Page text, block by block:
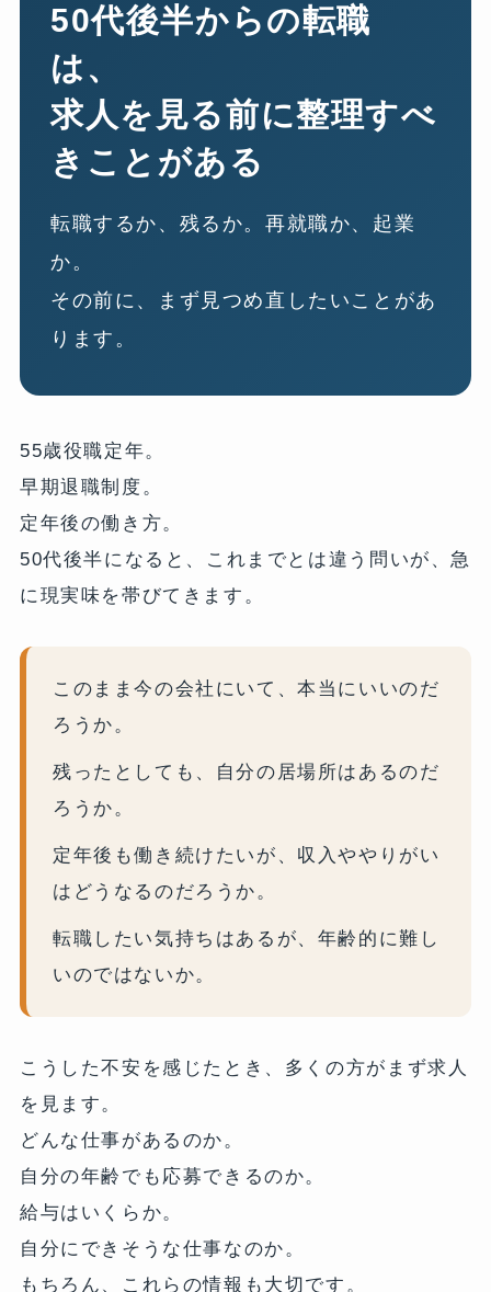
50代後半からの転職
は、
求人を見る前に整理すべ
きことがある
転職するか、残るか。再就職か、起業
か。
その前に、まず見つめ直したいことがあ
ります。
55歳役職定年。
早期退職制度。
定年後の働き方。
50代後半になると、これまでとは違う問いが、急
に現実味を帯びてきます。
このまま今の会社にいて、本当にいいのだ
ろうか。
残ったとしても、自分の居場所はあるのだ
ろうか。
定年後も働き続けたいが、収入ややりがい
はどうなるのだろうか。
転職したい気持ちはあるが、年齢的に難し
いのではないか。
こうした不安を感じたとき、多くの方がまず求人
を見ます。
どんな仕事があるのか。
自分の年齢でも応募できるのか。
給与はいくらか。
自分にできそうな仕事なのか。
もちろん、これらの情報も大切です。